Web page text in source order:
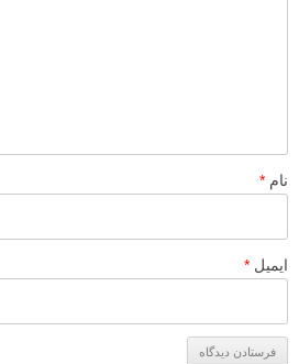
نام *
ایمیل *